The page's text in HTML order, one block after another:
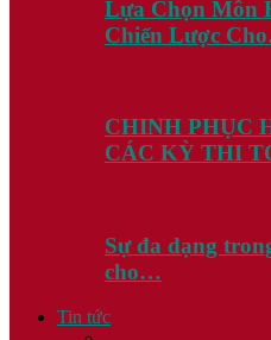
Lựa Chọn Môn
Chiến Lược
CHINH PHỤC
CÁC KỲ THI
Sự đa dạng
cho…
Tin tức